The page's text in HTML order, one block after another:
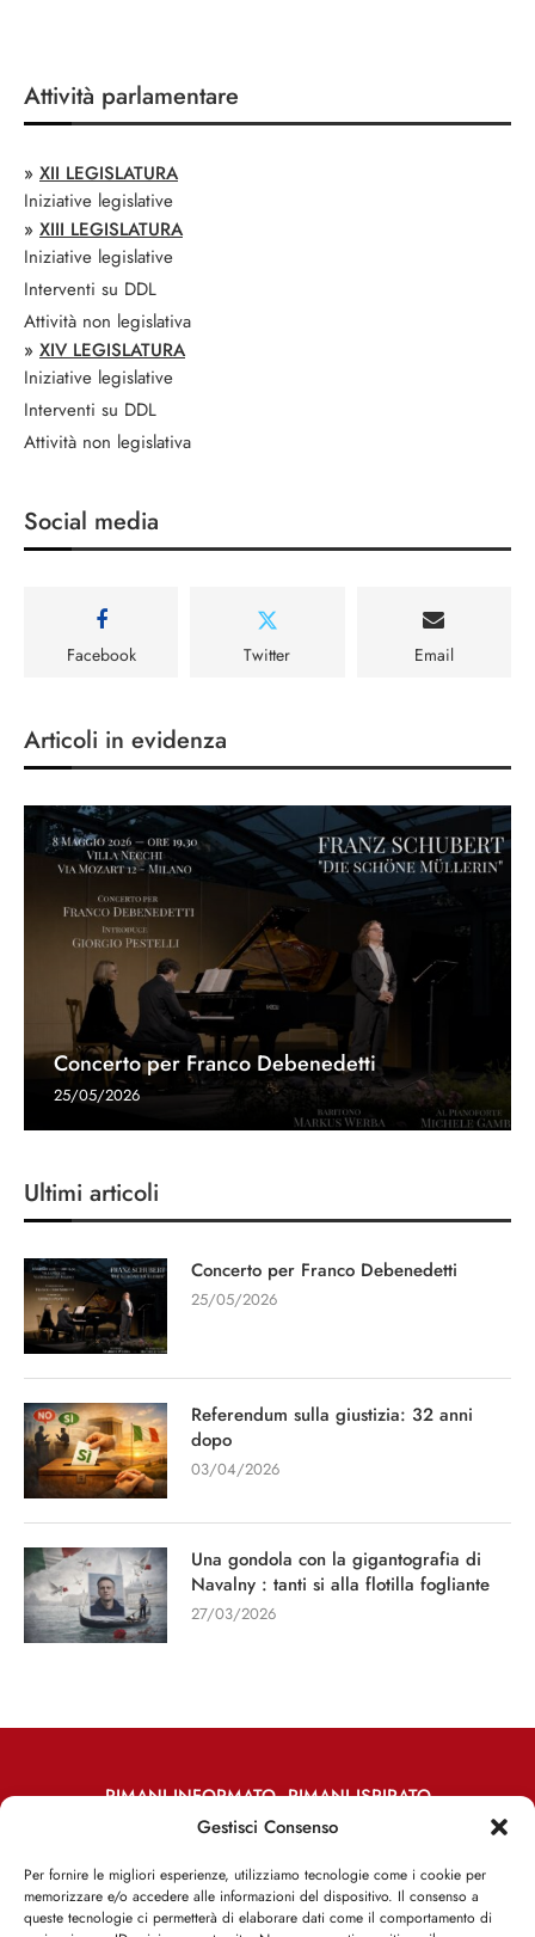
Gestisci Consenso
Per fornire le migliori esperienze, utilizziamo tecnologie come i cookie per
memorizzare e/o accedere alle informazioni del dispositivo. Il consenso a
queste tecnologie ci permetterà di elaborare dati come il comportamento di
Attività parlamentare
» XII LEGISLATURA
Iniziative legislative
» XIII LEGISLATURA
Iniziative legislative
Interventi su DDL
Attività non legislativa
» XIV LEGISLATURA
Iniziative legislative
Interventi su DDL
Attività non legislativa
Social media
Facebook Twitter Email
Articoli in evidenza
Concerto per Franco Debenedetti
25/05/2026
Ultimi articoli
Concerto per Franco Debenedetti
25/05/2026
Referendum sulla giustizia: 32 anni
dopo
03/04/2026
Una gondola con la gigantografia di
Navalny : tanti si alla flotilla fogliante
27/03/2026
RIMANI INFORMATO, RIMANI ISPIRATO
Iscriviti alla Newsletter
ISCRIVITI ADESSO